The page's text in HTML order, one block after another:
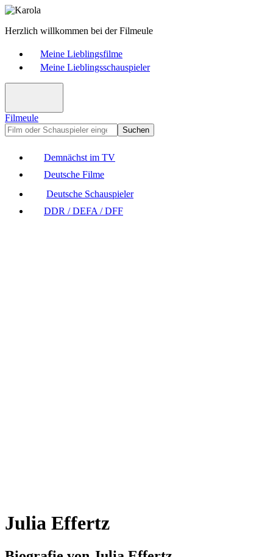
Herzlich willkommen bei der Filmeule
Meine Lieblingsfilme
Meine Lieblingsschauspieler
Filmeule
Suchen
Demnächst im TV
Deutsche Filme
Deutsche Schauspieler
DDR / DEFA / DFF
Julia Effertz